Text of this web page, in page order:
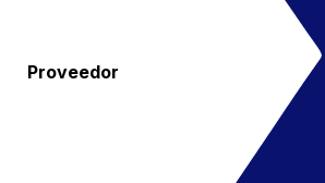
Proveedor